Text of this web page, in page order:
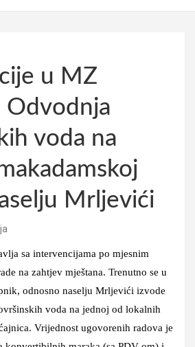
u MZ
Odvodnja
voda na
Mrljevići
sa intervencijama po mjesnim
na zahtjev mještana. Trenutno se u
odnosno naselju Mrljevići izvode
voda na jednoj od lokalnih
Vrijednost ugovorenih radova je